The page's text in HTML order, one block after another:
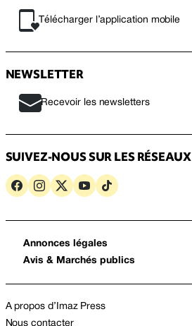
Télécharger l’application mobile
NEWSLETTER
Recevoir les newsletters
SUIVEZ-NOUS SUR LES RÉSEAUX
Annonces légales
Avis & Marchés publics
A propos d’Imaz Press
Nous contacter